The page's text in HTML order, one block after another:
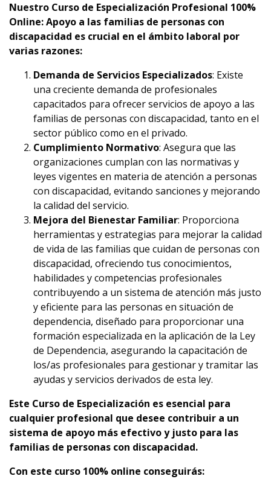
Nuestro Curso de Especialización Profesional 100%
Online: Apoyo a las familias de personas con
discapacidad es crucial en el ámbito laboral por
varias razones:
Demanda de Servicios Especializados: Existe
una creciente demanda de profesionales
capacitados para ofrecer servicios de apoyo a las
familias de personas con discapacidad, tanto en el
sector público como en el privado.
Cumplimiento Normativo: Asegura que las
organizaciones cumplan con las normativas y
leyes vigentes en materia de atención a personas
con discapacidad, evitando sanciones y mejorando
la calidad del servicio.
Mejora del Bienestar Familiar: Proporciona
herramientas y estrategias para mejorar la calidad
de vida de las familias que cuidan de personas con
discapacidad, ofreciendo tus conocimientos,
habilidades y competencias profesionales
contribuyendo a un sistema de atención más justo
y eficiente para las personas en situación de
dependencia, diseñado para proporcionar una
formación especializada en la aplicación de la Ley
de Dependencia, asegurando la capacitación de
los/as profesionales para gestionar y tramitar las
ayudas y servicios derivados de esta ley.
Este Curso de Especialización es esencial para
cualquier profesional que desee contribuir a un
sistema de apoyo más efectivo y justo para las
familias de personas con discapacidad.
Con este curso 100% online conseguirás: